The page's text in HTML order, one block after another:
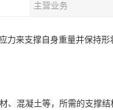
主营业务
来支撑自身重量并保持形
混凝土等，所需的支撑